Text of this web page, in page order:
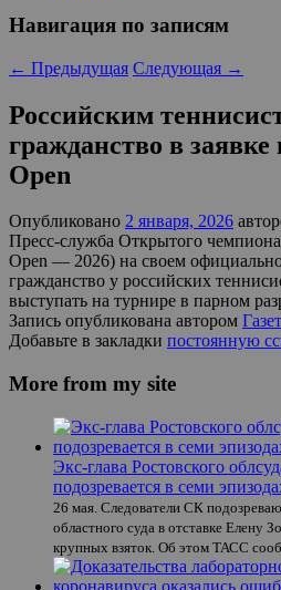
Навигация по записям
← Предыдущая Следующая →
Российским
гражданство в
Open
Опубликовано 2 января, 2026
Пресс-служба Открытого
Open — 2026) на своем
гражданство у российских
выступать на турнире в парном
Запись опубликована автором
Добавьте в закладки постоянную
More from my site
Экс-глава Ростовского
подозревается в семи
26 мая. Следователи СК
областного суда в отставке Елену
крупных взяток. Об этом ТАСС